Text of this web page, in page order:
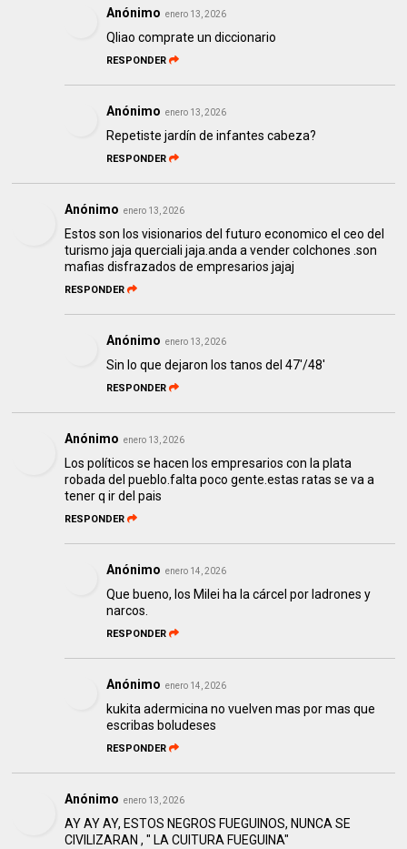
Anónimo enero 13, 2026
Qliao comprate un diccionario
RESPONDER
Anónimo enero 13, 2026
Repetiste jardín de infantes cabeza?
RESPONDER
Anónimo enero 13, 2026
Estos son los visionarios del futuro economico el ceo del
turismo jaja querciali jaja.anda a vender colchones .son
mafias disfrazados de empresarios jajaj
RESPONDER
Anónimo enero 13, 2026
Sin lo que dejaron los tanos del 47'/48'
RESPONDER
Anónimo enero 13, 2026
Los políticos se hacen los empresarios con la plata
robada del pueblo.falta poco gente.estas ratas se va a
tener q ir del pais
RESPONDER
Anónimo enero 14, 2026
Que bueno, los Milei ha la cárcel por ladrones y
narcos.
RESPONDER
Anónimo enero 14, 2026
kukita adermicina no vuelven mas por mas que
escribas boludeses
RESPONDER
Anónimo enero 13, 2026
AY AY AY, ESTOS NEGROS FUEGUINOS, NUNCA SE
CIVILIZARAN , " LA CUITURA FUEGUINA"